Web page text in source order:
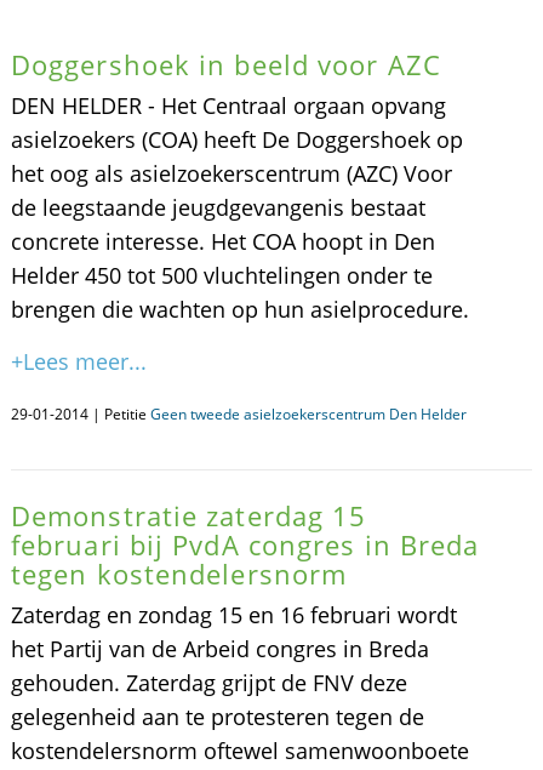
Doggershoek in beeld voor AZC
DEN HELDER - Het Centraal orgaan opvang
asielzoekers (COA) heeft De Doggershoek op
het oog als asielzoekerscentrum (AZC) Voor
de leegstaande jeugdgevangenis bestaat
concrete interesse. Het COA hoopt in Den
Helder 450 tot 500 vluchtelingen onder te
brengen die wachten op hun asielprocedure.
+Lees meer...
29-01-2014 | Petitie Geen tweede asielzoekerscentrum Den Helder
Demonstratie zaterdag 15
februari bij PvdA congres in Breda
tegen kostendelersnorm
Zaterdag en zondag 15 en 16 februari wordt
het Partij van de Arbeid congres in Breda
gehouden. Zaterdag grijpt de FNV deze
gelegenheid aan te protesteren tegen de
kostendelersnorm oftewel samenwoonboete